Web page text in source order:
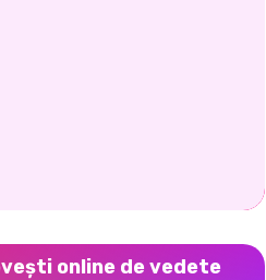
online de vedete